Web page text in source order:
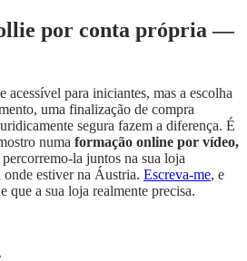
por conta própria —
para iniciantes, mas a escolha
uma finalização de compra
segura fazem a diferença. É
numa formação online por vídeo,
la juntos na sua loja
estiver na Áustria. Escreva-me, e
que a sua loja realmente precisa.